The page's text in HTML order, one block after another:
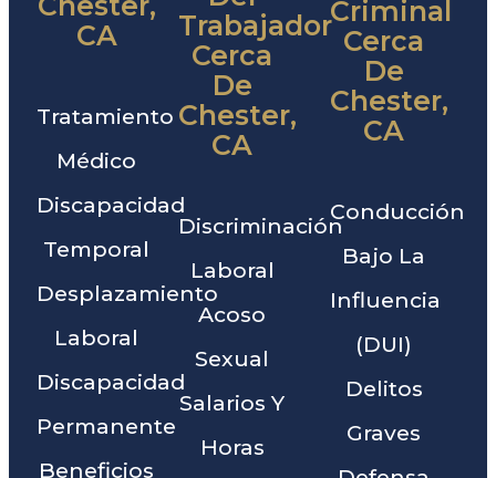
CA
Tratamiento
Médico
Discapacidad
Temporal
Desplazamiento
Laboral
Discapacidad
Permanente
Beneficios
Trabajador
Cerca
De
Chester,
CA
Discriminación
Laboral
Acoso
Sexual
Salarios Y
Horas
Criminal
Cerca
De
Chester,
CA
Conducción
Bajo La
Influencia
(DUI)
Delitos
Graves